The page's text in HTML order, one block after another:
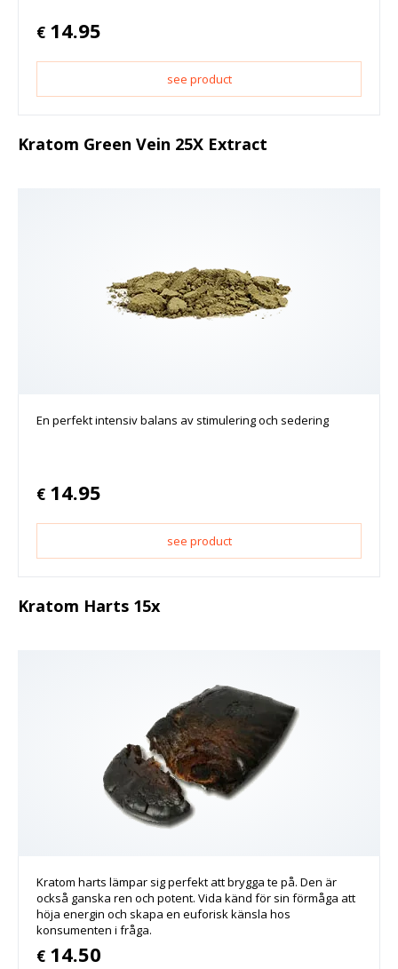
€ 14.95
see product
Kratom Green Vein 25X Extract
En perfekt intensiv balans av stimulering och sedering
€ 14.95
see product
Kratom Harts 15x
Kratom harts lämpar sig perfekt att brygga te på. Den är
också ganska ren och potent. Vida känd för sin förmåga att
höja energin och skapa en euforisk känsla hos
konsumenten i fråga.
€ 14.50